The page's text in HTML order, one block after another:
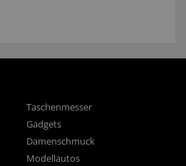
Taschenmesser
Gadgets
Damenschmuck
Modellautos